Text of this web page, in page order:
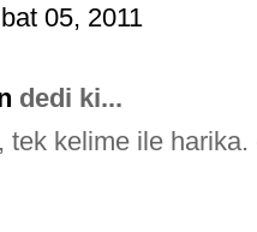
05, 2011
dedi ki...
tek kelime ile